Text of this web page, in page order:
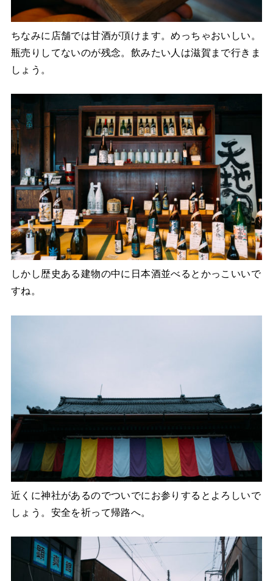
ちなみに店舗では甘酒が頂けます。めっちゃおいしい。
瓶売りしてないのが残念。飲みたい人は滋賀まで行きま
しょう。
しかし歴史ある建物の中に日本酒並べるとかっこいいで
すね。
近くに神社があるのでついでにお参りするとよろしいで
しょう。安全を祈って帰路へ。